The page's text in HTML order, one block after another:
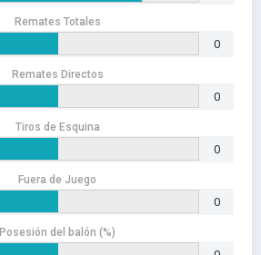
Remates Totales
0
Remates Directos
0
Tiros de Esquina
0
Fuera de Juego
0
Posesión del balón (%)